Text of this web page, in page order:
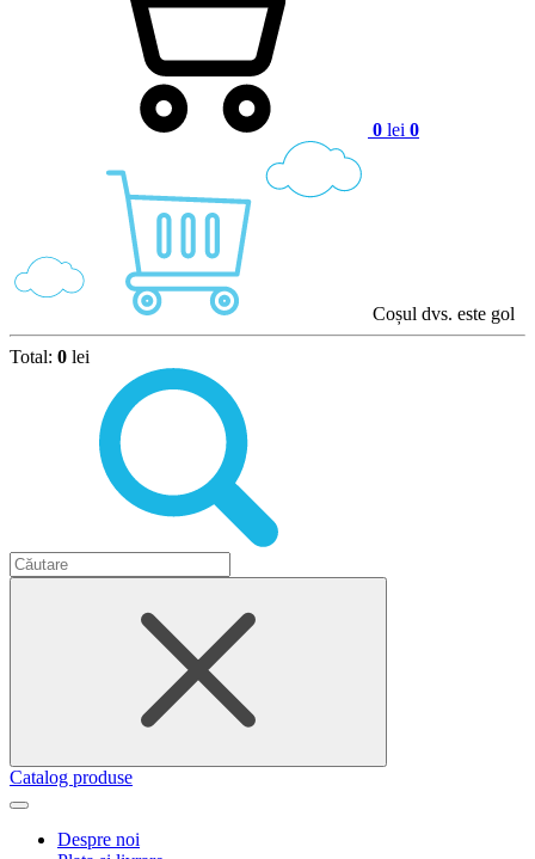
0 lei 0
Coșul dvs. este gol
Total: 0 lei
Catalog produse
Despre noi